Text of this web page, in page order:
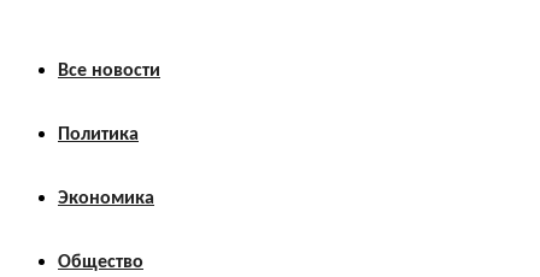
Все новости
Политика
Экономика
Общество